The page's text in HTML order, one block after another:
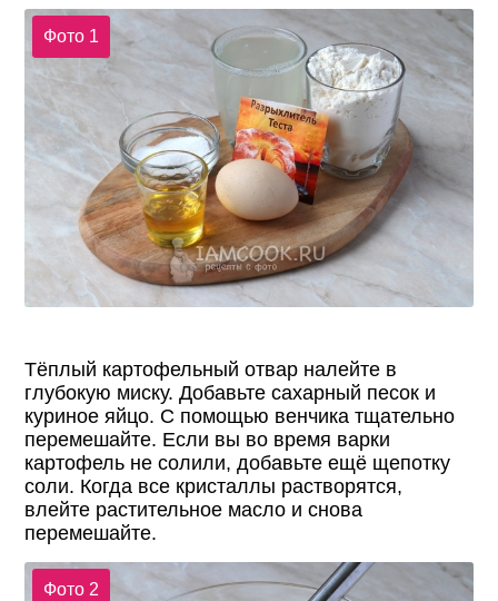
Фото 1
Тёплый картофельный отвар налейте в
глубокую миску. Добавьте сахарный песок и
куриное яйцо. С помощью венчика тщательно
перемешайте. Если вы во время варки
картофель не солили, добавьте ещё щепотку
соли. Когда все кристаллы растворятся,
влейте растительное масло и снова
перемешайте.
Фото 2